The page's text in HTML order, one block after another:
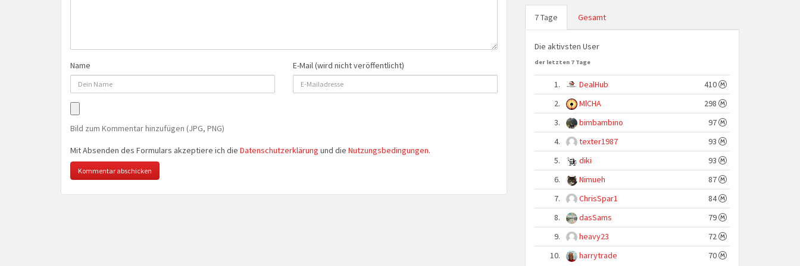
Name E-Mail (wird nicht veröffentlicht)
Bild zum Kommentar hinzufügen (JPG, PNG)
Mit Absenden des Formulars akzeptiere ich die Datenschutzerklärung und die Nutzungsbedingungen.
7 Tage Gesamt
Die aktivsten User
der letzten 7 Tage
1. DealHub
410
2.
MlCHA
298
3.
bimbambino
97
4.
texter1987
93
5.
diki
93
6.
Nimueh
87
7.
ChrisSpar1
84
8.
dasSams
79
9.
heavy23
72
10.
harrytrade 70